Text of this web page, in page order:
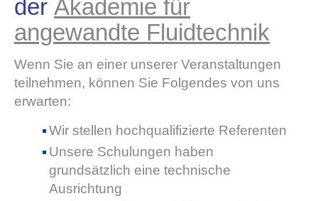
der Akademie für
angewandte Fluidtechnik
Wenn Sie an einer unserer Veranstaltungen
teilnehmen, können Sie Folgendes von uns
erwarten:
Wir stellen hochqualifizierte Referenten
Unsere Schulungen haben
grundsätzlich eine technische
Ausrichtung